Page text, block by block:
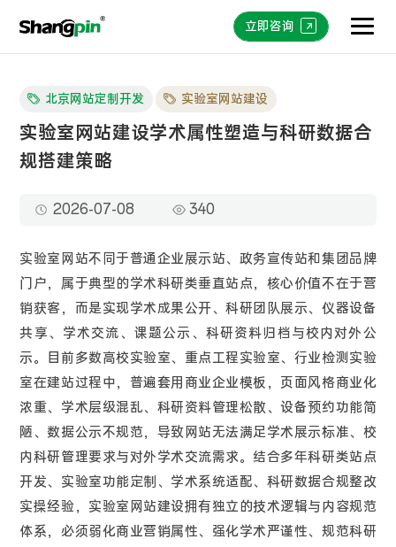
立即咨询
北京网站定制开发 实验室网站建设
实验室网站建设学术属性塑造与科研数据合
规搭建策略
2026-07-08 340
实验室网站不同于普通企业展示站、政务宣传站和集团品牌
门户，属于典型的学术科研类垂直站点，核心价值不在于营
销获客，而是实现学术成果公开、科研团队展示、仪器设备
共享、学术交流、课题公示、科研资料归档与校内对外公
示。目前多数高校实验室、重点工程实验室、行业检测实验
室在建站过程中，普遍套用商业企业模板，页面风格商业化
浓重、学术层级混乱、科研资料管理松散、设备预约功能简
陋、数据公示不规范，导致网站无法满足学术展示标准、校
内科研管理要求与对外学术交流需求。结合多年科研类站点
开发、实验室功能定制、学术系统适配、科研数据合规整改
实操经验，实验室网站建设拥有独立的技术逻辑与内容规范
体系，必须弱化商业营销属性、强化学术严谨性、规范科研